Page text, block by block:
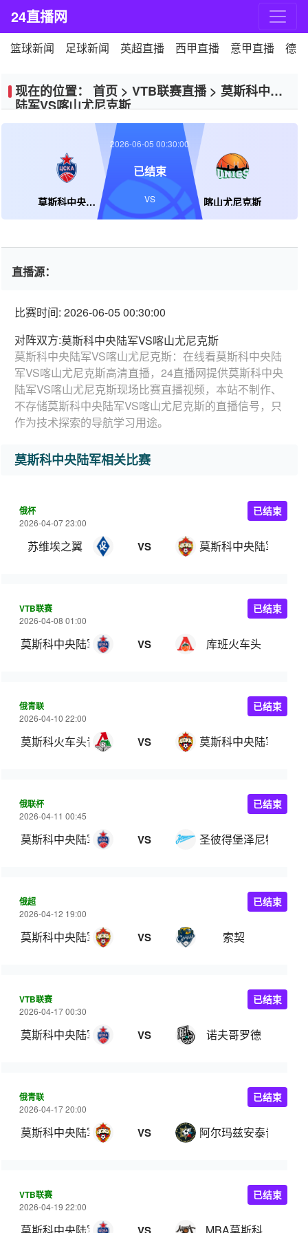
24直播网
篮球新闻 足球新闻 英超直播 西甲直播 意甲直播 德
现在的位置： 首页 > VTB联赛直播> 莫斯科中央
陆军VS喀山尤尼克斯
莫斯科中央陆军 喀山尤尼克斯
2026-06-05 00:30:00
已结束
VS
直播源：
比赛时间: 2026-06-05 00:30:00
对阵双方:莫斯科中央陆军VS喀山尤尼克斯
莫斯科中央陆军VS喀山尤尼克斯：在线看莫斯科中央陆
军VS喀山尤尼克斯高清直播，24直播网提供莫斯科中央
陆军VS喀山尤尼克斯现场比赛直播视频，本站不制作、
不存储莫斯科中央陆军VS喀山尤尼克斯的直播信号，只
作为技术探索的导航学习用途。
莫斯科中央陆军相关比赛
俄杯
2026-04-07 23:00
苏维埃之翼 VS 莫斯科中央陆军
已结束
VTB联赛
2026-04-08 01:00
莫斯科中央陆军 VS 库班火车头
已结束
俄青联
2026-04-10 22:00
莫斯科火车头青年队 VS 莫斯科中央陆军青年
已结束
俄联杯
2026-04-11 00:45
莫斯科中央陆军 VS 圣彼得堡泽尼特
已结束
俄超
2026-04-12 19:00
莫斯科中央陆军 VS 索契
已结束
VTB联赛
2026-04-17 00:30
莫斯科中央陆军 VS 诺夫哥罗德
已结束
俄青联
2026-04-17 20:00
莫斯科中央陆军青年队 VS 阿尔玛兹安泰青年队
已结束
VTB联赛
2026-04-19 22:00
已结束